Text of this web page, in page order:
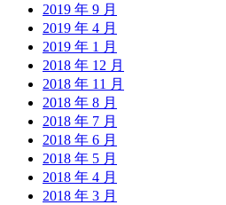
2019 年 9 月
2019 年 4 月
2019 年 1 月
2018 年 12 月
2018 年 11 月
2018 年 8 月
2018 年 7 月
2018 年 6 月
2018 年 5 月
2018 年 4 月
2018 年 3 月